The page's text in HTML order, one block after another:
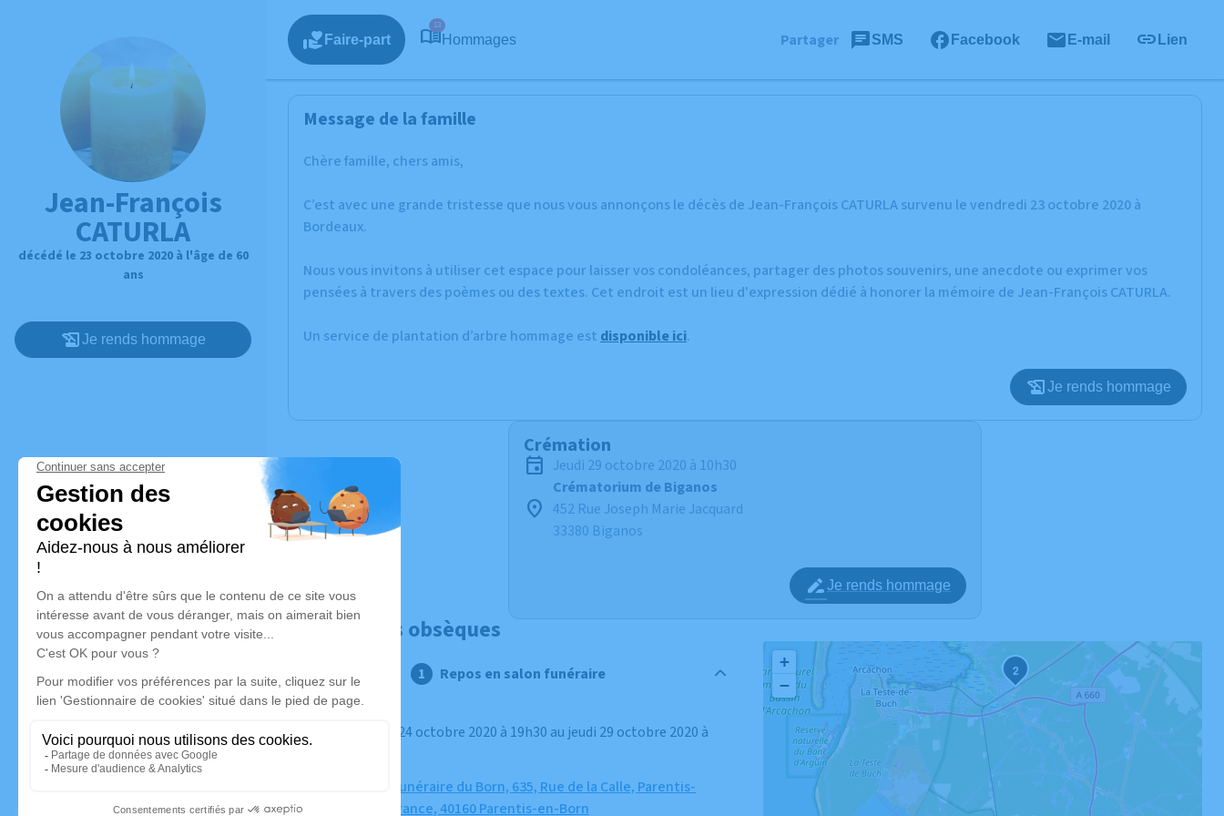
Jean-François
CATURLA
décédé le 23 octobre 2020 à l'âge de 60
ans
Je rends hommage
Faire-part
13
Hommages Partager SMS Facebook E-mail Lien
Message de la famille
Chère famille, chers amis,
C’est avec une grande tristesse que nous vous annonçons le décès de Jean-François CATURLA survenu le vendredi 23 octobre 2020 à
Bordeaux.
Nous vous invitons à utiliser cet espace pour laisser vos condoléances, partager des photos souvenirs, une anecdote ou exprimer vos
pensées à travers des poèmes ou des textes. Cet endroit est un lieu d'expression dédié à honorer la mémoire de Jean-François CATURLA.
Un service de plantation d’arbre hommage est disponible ici.
Je rends hommage
Crémation
jeudi 29 octobre 2020 à 10h30
Crématorium de Biganos
452 Rue Joseph Marie Jacquard
33380 Biganos
Je rends hommage
Déroulé des obsèques
Repos en salon funéraire
Chambre Funéraire du Born, 635, Rue de la Calle, Parentis-
en-Born, France, 40160 Parentis-en-Born
2
+
−